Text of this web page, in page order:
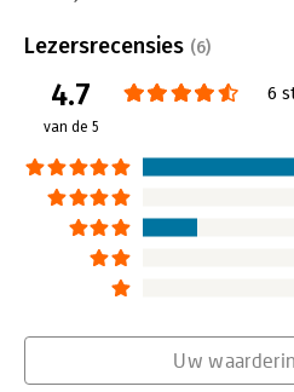
Bestandsformaat:
mp3
Uitgever:
Bookora
Verschijningsdatum:
Hoofdrubriek:
Lezersrecensies (6)
4.7
van de 5
6
Uw